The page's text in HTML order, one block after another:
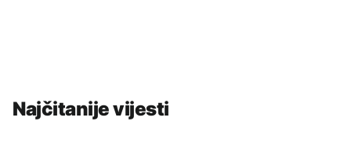
Najčitanije vijesti